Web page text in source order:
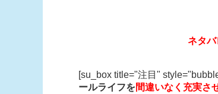
ネタ
[su_box title="注目"
ールライフを間違いなく充実さ